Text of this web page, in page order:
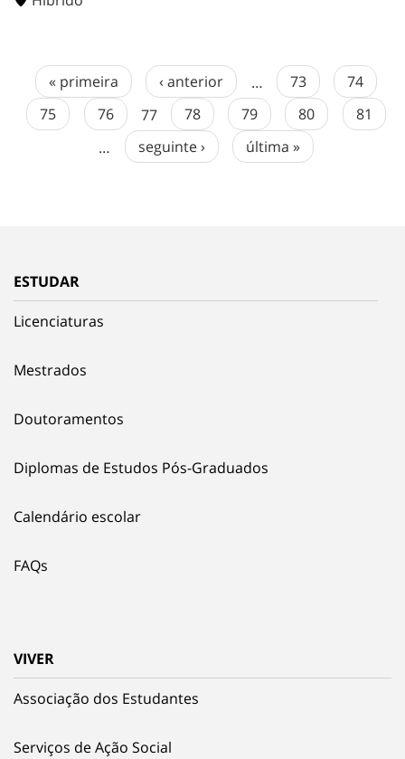
« primeira ‹ anterior … 73
74
75
76 77 78 79 80
81
…
seguinte › última »
ESTUDAR
Licenciaturas
Mestrados
Doutoramentos
Diplomas de Estudos Pós-Graduados
Calendário escolar
FAQs
VIVER
Associação dos Estudantes
Serviços de Ação Social